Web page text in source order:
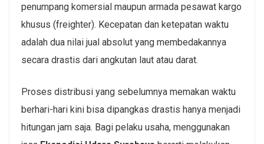
penumpang komersial maupun armada pesawat kargo
khusus (freighter). Kecepatan dan ketepatan waktu
adalah dua nilai jual absolut yang membedakannya
secara drastis dari angkutan laut atau darat.
Proses distribusi yang sebelumnya memakan waktu
berhari-hari kini bisa dipangkas drastis hanya menjadi
hitungan jam saja. Bagi pelaku usaha, menggunakan